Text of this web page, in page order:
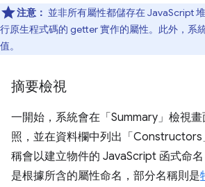
注意： 並非所有屬性都儲存在 JavaScript
行原生程式碼的 getter 實作的屬性。此外，系
值。
摘要檢視
一開始，系統會在「Summary」 檢視
照，並在資料欄中列出「Constructors
稱會以建立物件的 JavaScript 函式命
是根據所含的屬性命名，部分名稱則是